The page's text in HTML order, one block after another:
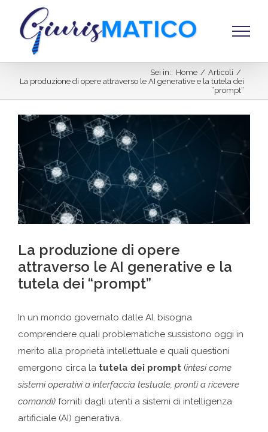
contenuto
Sei in:: Home / Articoli /
La produzione di opere attraverso le AI generative e la tutela dei
“prompt”
Ingrandisci
immagine
La produzione di opere
attraverso le AI generative e la
tutela dei “prompt”
In un mondo governato dalle AI, bisogna
comprendere quali problematiche sussistono oggi in
merito alla proprietà intellettuale e quali questioni
emergono circa la tutela dei prompt (intesi come
sistemi operativi a interfaccia testuale, pronti a ricevere
comandi) forniti dagli utenti a sistemi di intelligenza
artificiale (AI) generativa.